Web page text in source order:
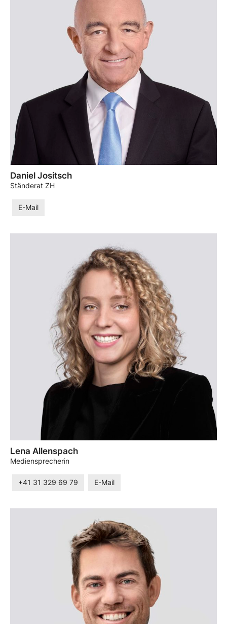
Daniel Jositsch
Ständerat ZH
E-Mail
Lena Allenspach
Mediensprecherin
+41 31 329 69 79 E-Mail